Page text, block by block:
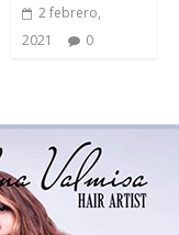
2 febrero,
2021
0